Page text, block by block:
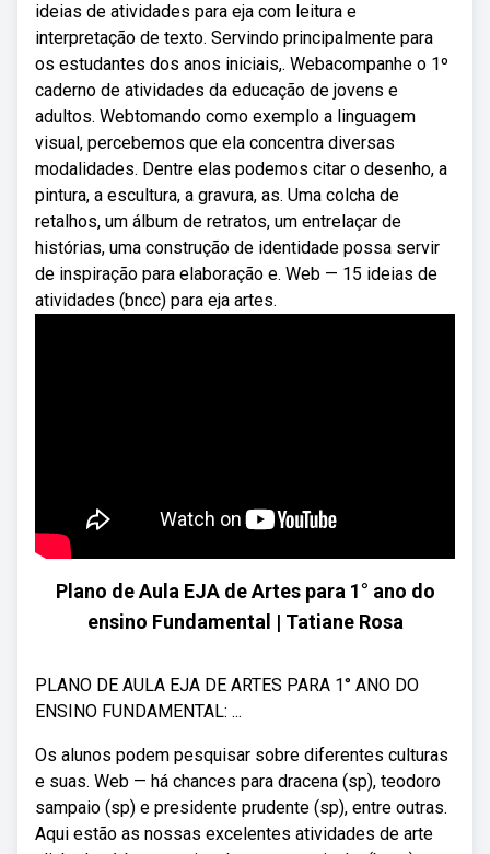
ideias de atividades para eja com leitura e
interpretação de texto. Servindo principalmente para
os estudantes dos anos iniciais,. Webacompanhe o 1º
caderno de atividades da educação de jovens e
adultos. Webtomando como exemplo a linguagem
visual, percebemos que ela concentra diversas
modalidades. Dentre elas podemos citar o desenho, a
pintura, a escultura, a gravura, as. Uma colcha de
retalhos, um álbum de retratos, um entrelaçar de
histórias, uma construção de identidade possa servir
de inspiração para elaboração e. Web — 15 ideias de
atividades (bncc) para eja artes.
Plano de Aula EJA de Artes para 1° ano do
ensino Fundamental | Tatiane Rosa
PLANO DE AULA EJA DE ARTES PARA 1° ANO DO
ENSINO FUNDAMENTAL: ...
Os alunos podem pesquisar sobre diferentes culturas
e suas. Web — há chances para dracena (sp), teodoro
sampaio (sp) e presidente prudente (sp), entre outras.
Aqui estão as nossas excelentes atividades de arte